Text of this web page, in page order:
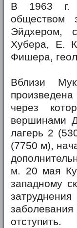
В 1963 г.
обществом
Эйдхером,
Хубера, Е.
Фишера,
Вблизи
через
вершинами
лагерь 2
(7750 м),
м. 20 мая
западному
отступить.